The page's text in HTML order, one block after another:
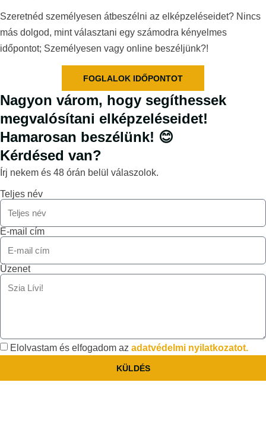
Szeretnéd személyesen átbeszélni az elképzeléseidet? Nincs
más dolgod, mint választani egy számodra kényelmes
időpontot; Személyesen vagy online beszéljünk?!
FOGLALOK IDŐPONTOT
Nagyon várom, hogy segíthessek
megvalósítani elképzeléseidet!
Hamarosan beszélünk! 😊
Kérdésed van?
Írj nekem és 48 órán belül válaszolok.
Teljes név
E-mail cím
Üzenet
Elolvastam és elfogadom az adatvédelmi nyilatkozatot.
KÜLDÉS